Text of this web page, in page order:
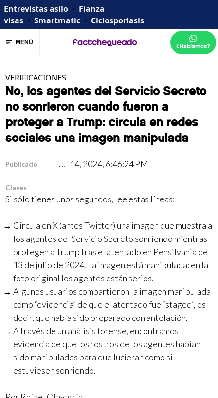
Entrevistas asilo • Fianza
visas • Smartmatic • Ciclosporiasis
MENÚ ¿Hablamos?
VERIFICACIONES
No, los agentes del Servicio Secreto
no sonrieron cuando fueron a
proteger a Trump: circula en redes
sociales una imagen manipulada
Publicado Jul 14, 2024, 6:46:24 PM
Claves
Si sólo tienes unos segundos, lee estas líneas:
Circula en X (antes Twitter) una imagen que muestra a
los agentes del Servicio Secreto sonriendo mientras
protegen a Trump tras el atentado en Pensilvania del
13 de julio de 2024. La imagen está manipulada: en la
foto original los agentes están serios.
Algunos usuarios compartieron la imagen manipulada
como “evidencia” de que el atentado fue “staged”, es
decir, que había sido preparado con antelación.
A través de un análisis forense, encontramos
evidencia de que los rostros de los agentes habían
sido manipulados para que lucieran como si
estuviesen sonriendo.